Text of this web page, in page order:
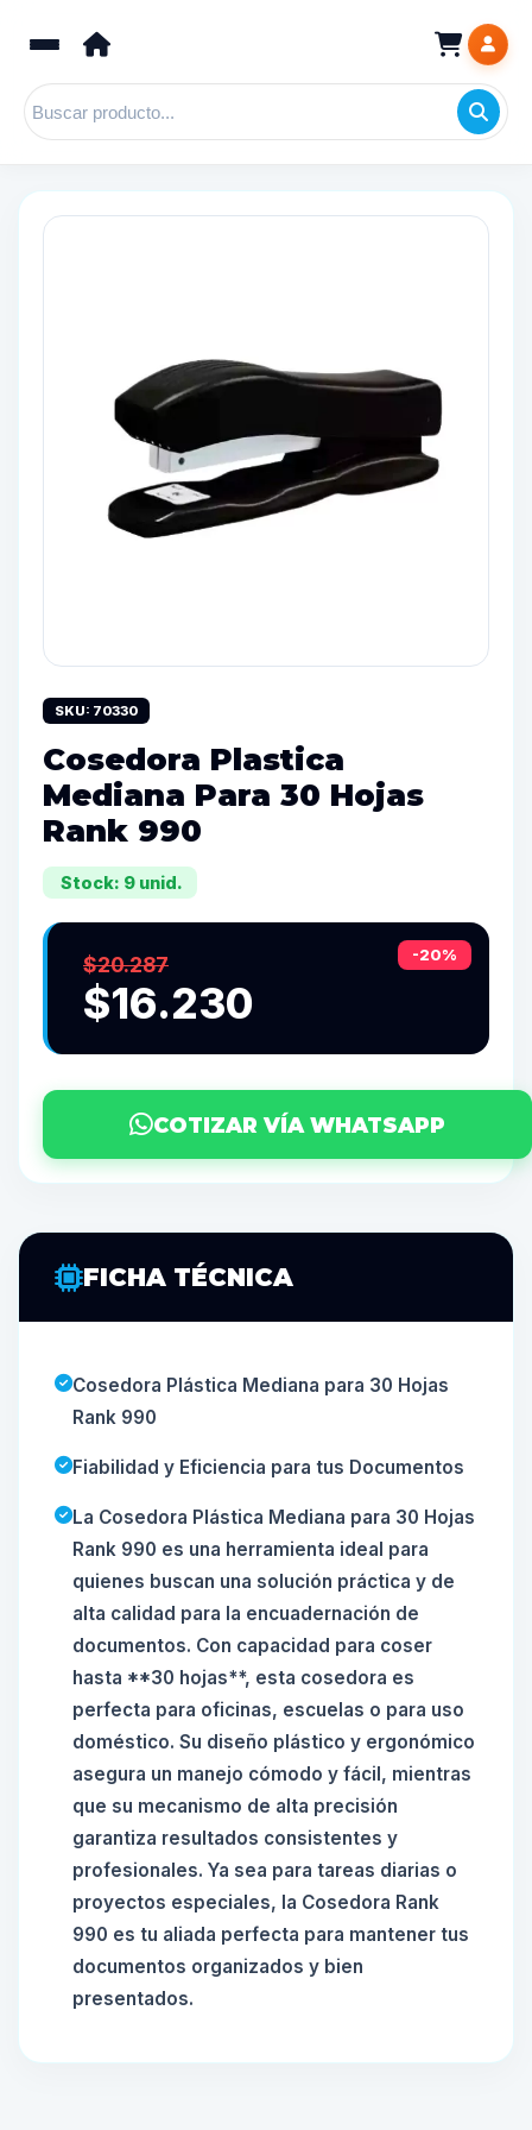
SKU: 70330
Cosedora Plastica
Mediana Para 30 Hojas
Rank 990
Stock: 9 unid.
-20%
$20.287
$16.230
COTIZAR VÍA WHATSAPP
FICHA TÉCNICA
Cosedora Plástica Mediana para 30 Hojas
Rank 990
Fiabilidad y Eficiencia para tus Documentos
La Cosedora Plástica Mediana para 30 Hojas
Rank 990 es una herramienta ideal para
quienes buscan una solución práctica y de
alta calidad para la encuadernación de
documentos. Con capacidad para coser
hasta **30 hojas**, esta cosedora es
perfecta para oficinas, escuelas o para uso
doméstico. Su diseño plástico y ergonómico
asegura un manejo cómodo y fácil, mientras
que su mecanismo de alta precisión
garantiza resultados consistentes y
profesionales. Ya sea para tareas diarias o
proyectos especiales, la Cosedora Rank
990 es tu aliada perfecta para mantener tus
documentos organizados y bien
presentados.